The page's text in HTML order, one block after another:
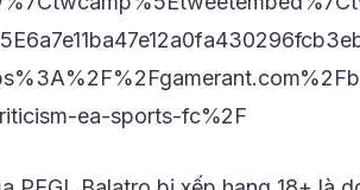
ea-sports-fc%2F